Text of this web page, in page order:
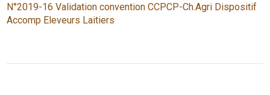
N°2019-16 Validation convention CCPCP-Ch.Agri Dispositif
Accomp Eleveurs Laitiers